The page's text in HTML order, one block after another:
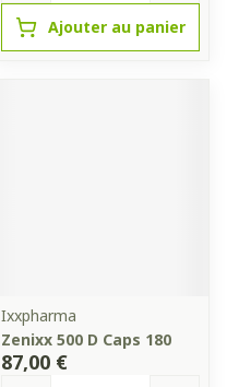
Ajouter au panier
Ixxpharma
Zenixx 500 D Caps 180
87,00 €